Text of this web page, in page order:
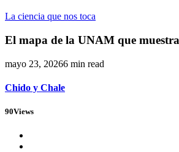
La ciencia que nos toca
El mapa de la UNAM que
mayo 23, 20266 min read
Chido y Chale
90Views